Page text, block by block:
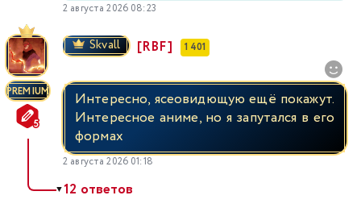
2 августа 2026 08:23
PREMIUM
Skvall [RBF] 1 401
Интересно, ясеовидющую ещё покажут.
Интересное аниме, но я запутался в его
формах
2 августа 2026 01:18
▼12 ответов